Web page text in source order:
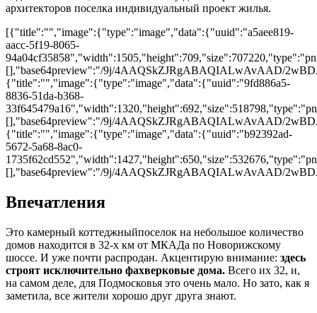
архитекторов поселка индивидуальный проект жилья.
[{"title":"","image":{"type":"image","data":{"uuid":"a5aee819-
aacc-5f19-8065-
[],"base64preview":"/9j/4AAQSkZJRgABAQIALwAvAAD/
{"title":"","image":{"type":"image","data":{"uuid":"9fd886a5-
8836-51da-b368-
[],"base64preview":"/9j/4AAQSkZJRgABAQIALwAvAAD/
{"title":"","image":{"type":"image","data":{"uuid":"b92392ad-
5672-5a68-8ac0-
[],"base64preview":"/9j/4AAQSkZJRgABAQIALwAvAAD/
Впечатления
Это камерный коттеджныйпоселок на небольшое количество
домов находится в 32-х км от МКАДа по Новорижскому
шоссе. И уже почти распродан. Акцентирую внимание: здесь
строят исключительно фахверковые дома. Всего их 32, и,
на самом деле, для Подмосковья это очень мало. Но зато, как я
заметила, все жители хорошо друг друга знают.